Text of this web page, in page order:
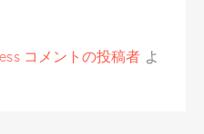
コメントの投稿者 よ